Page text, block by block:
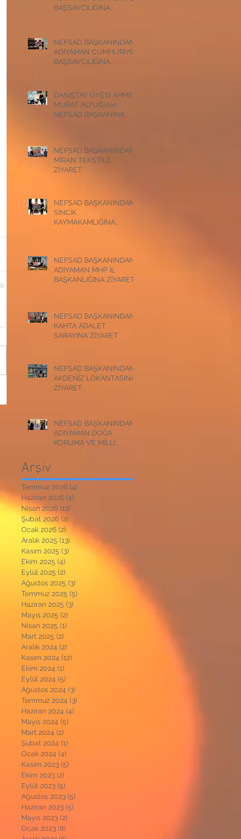
BAŞSAVCILIĞINA
NEFSAD BAŞKANINDAN
ADIYAMAN CUMHURİYET
BAŞSAVCILIĞINA
DANIŞTAY ÜYESİ AHMET
MURAT ALTUĞ’dan
NEFSAD BAŞKANINA
NEFSAD BAŞKANINDAN
MİRAN TEKSTİLE
ZİYARET
NEFSAD BAŞKANINDAN
SİNCİK
KAYMAKAMLIĞINA
NEFSAD BAŞKANINDAN
ADIYAMAN MHP İL
BAŞKANLIĞINA ZİYARET
NEFSAD BAŞKANINDAN
KAHTA ADALET
SARAYINA ZİYARET
NEFSAD BAŞKANINDAN
AKDENİZ LOKANTASINA
ZİYARET
NEFSAD BAŞKANINDAN
ADIYAMAN DOĞA
KORUMA VE MİLLİ
Arşiv
Temmuz 2026 (4)
Haziran 2026 (4)
Nisan 2026 (11)
Şubat 2026 (2)
Ocak 2026 (2)
Aralık 2025 (13)
Kasım 2025 (3)
Ekim 2025 (4)
Eylül 2025 (2)
Ağustos 2025 (3)
Temmuz 2025 (5)
Haziran 2025 (3)
Mayıs 2025 (2)
Nisan 2025 (1)
Mart 2025 (2)
Aralık 2024 (2)
Kasım 2024 (12)
Ekim 2024 (1)
Eylül 2024 (5)
Ağustos 2024 (3)
Temmuz 2024 (3)
Haziran 2024 (4)
Mayıs 2024 (5)
Mart 2024 (2)
Şubat 2024 (1)
Ocak 2024 (4)
Kasım 2023 (5)
Ekim 2023 (2)
Eylül 2023 (5)
Ağustos 2023 (5)
Haziran 2023 (5)
Mayıs 2023 (2)
Ocak 2023 (8)